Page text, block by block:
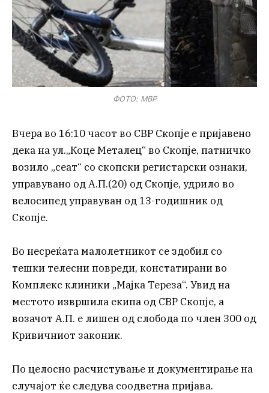
ФОТО: МВР
Вчера во 16:10 часот во СВР Скопје е пријавено
дека на ул.„Коце Металец“ во Скопје, патничко
возило „сеат“ со скопски регистарски ознаки,
управувано од А.П.(20) од Скопје, удрило во
велосипед управуван од 13-годишник од
Скопје.
Во несреќата малолетникот се здобил со
тешки телесни повреди, констатирани во
Комплекс клиники „Мајка Тереза“. Увид на
местото извршила екипа од СВР Скопје, а
возачот А.П. е лишен од слобода по член 300 од
Кривичниот законик.
По целосно расчистување и документирање на
случајот ќе следува соодветна пријава.